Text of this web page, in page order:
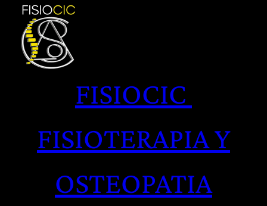
Saltar
contenido
FISIOCIC
FISIOTERAPIA Y
OSTEOPATIA